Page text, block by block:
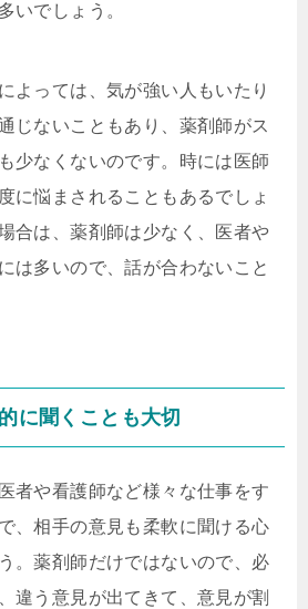
いでしょう。
よっては、気が強い人もいたり
じないこともあり、薬剤師がス
少なくないのです。時には医師
に悩まされることもあるでしょ
合は、薬剤師は少なく、医者や
は多いので、話が合わないこと
に聞くことも大切
者や看護師など様々な仕事をす
、相手の意見も柔軟に聞ける心
。薬剤師だけではないので、必
違う意見が出てきて、意見が割